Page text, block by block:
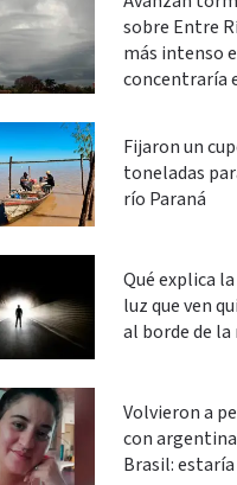
sobre Entre
más intenso
concentraría
Fijaron un
toneladas
río Paraná
Qué explica
luz que ven
al borde de
Volvieron a
con
Brasil: